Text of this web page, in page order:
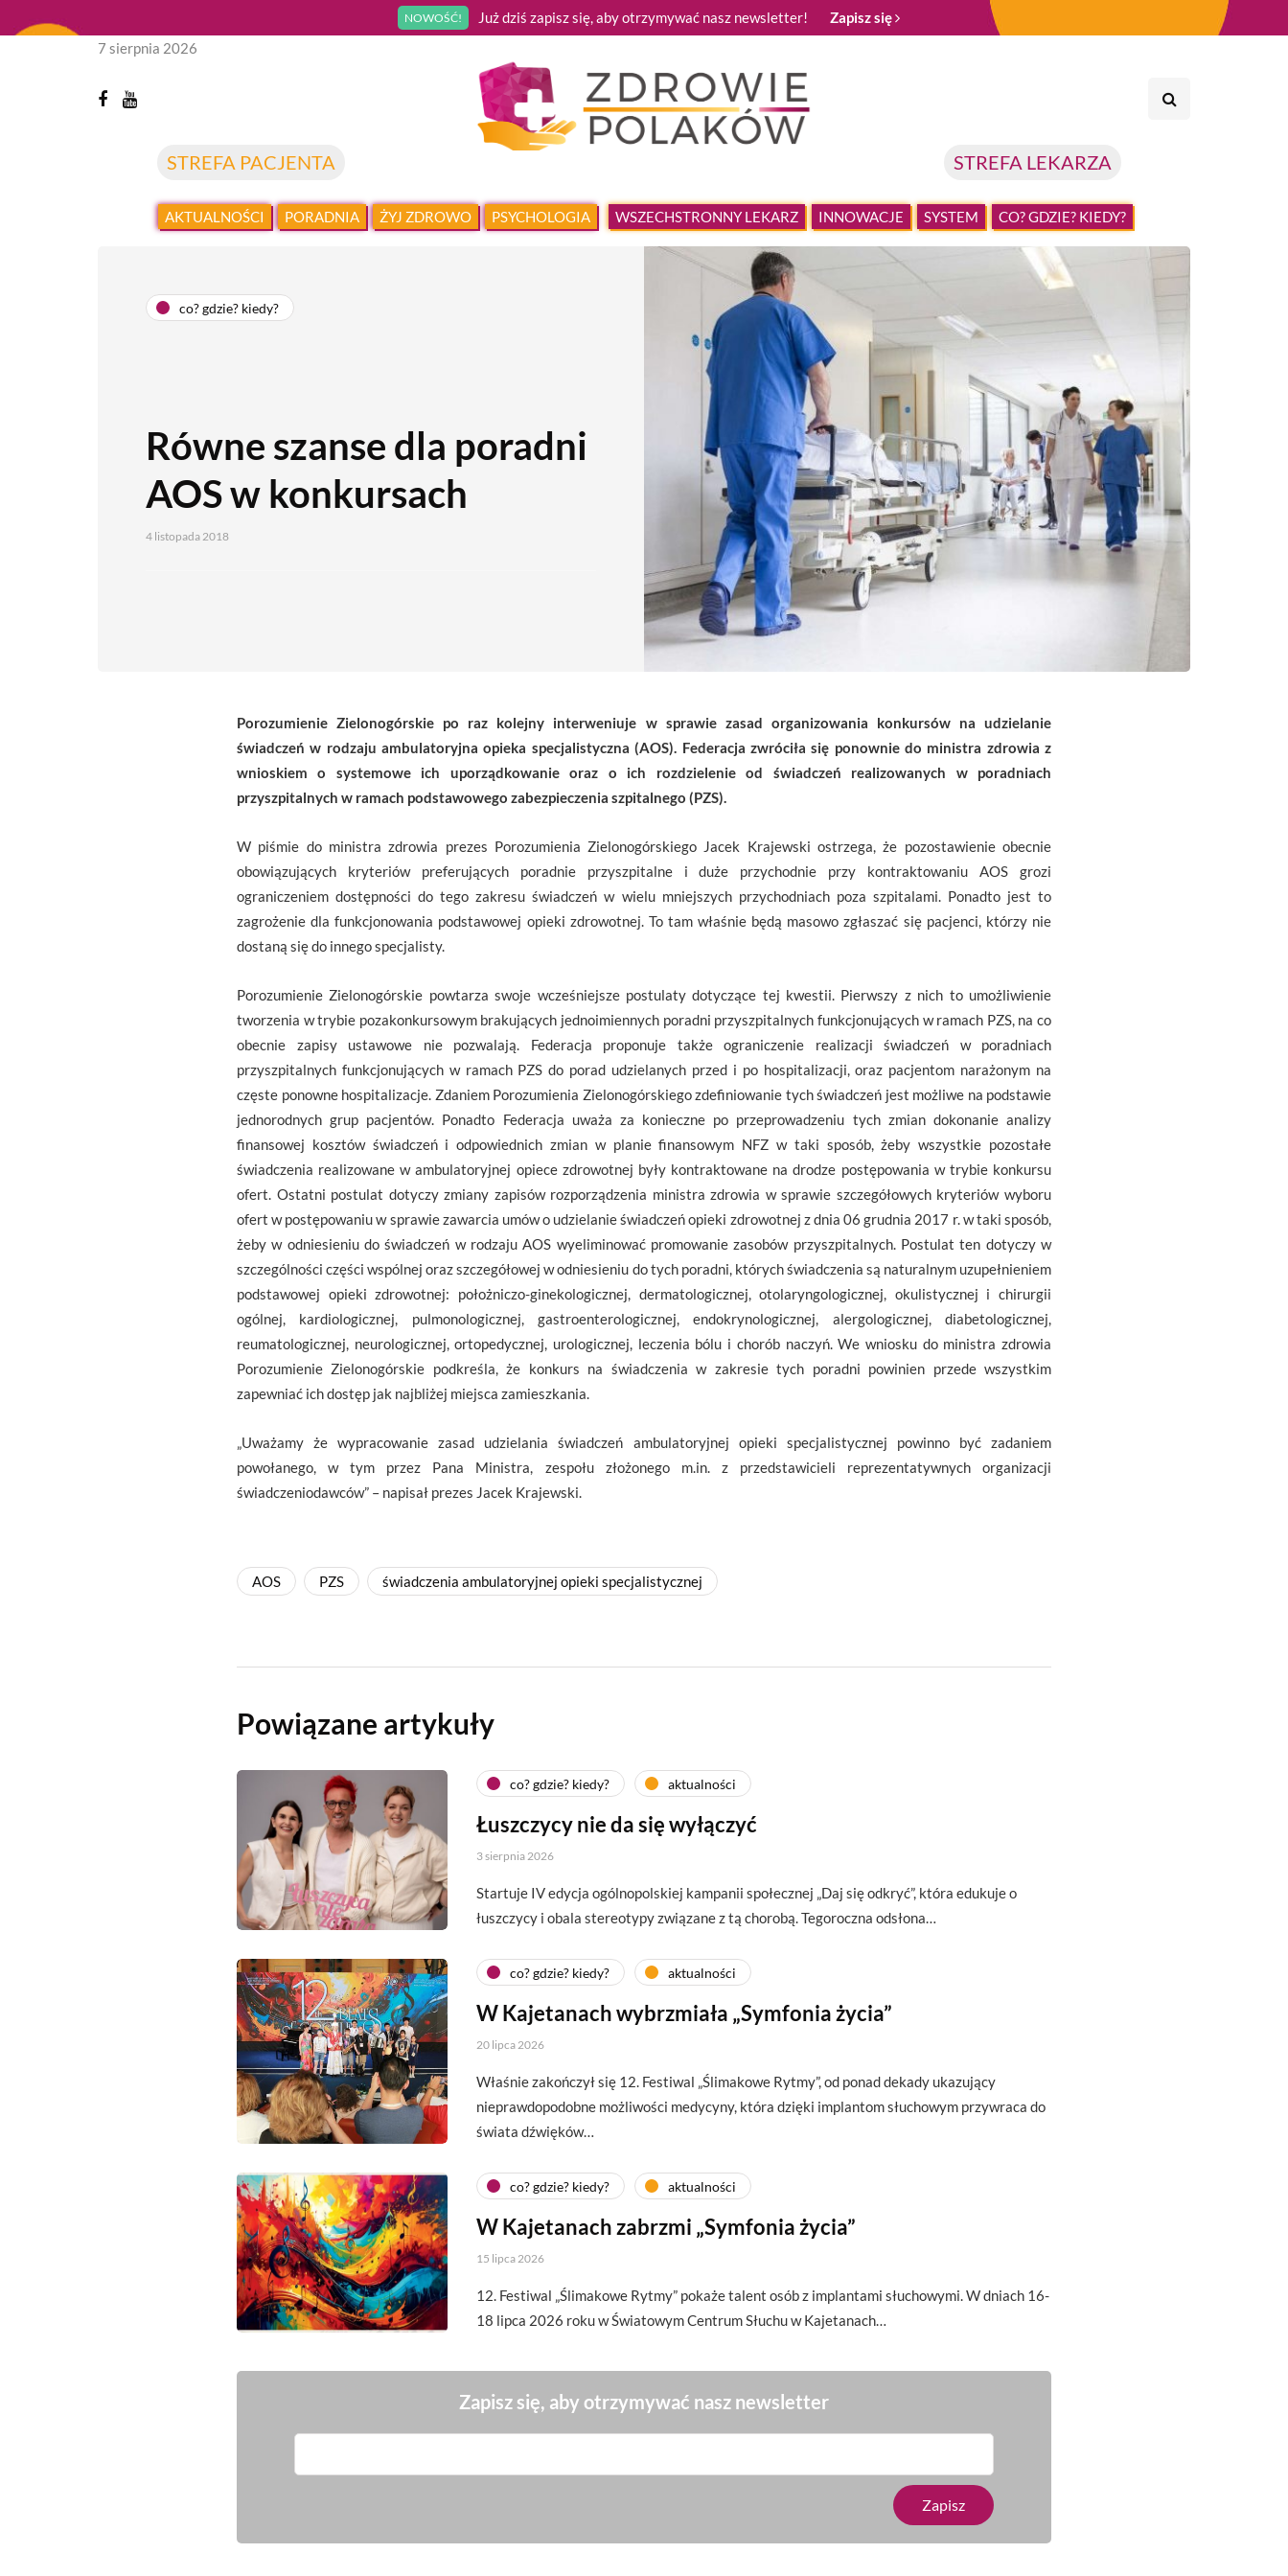
NOWOŚĆ! Już dziś zapisz się, aby otrzymywać nasz newsletter! Zapisz się
STREFA PACJENTA STREFA LEKARZA
7 sierpnia 2026
AKTUALNOŚCI PORADNIA ŻYJ ZDROWO PSYCHOLOGIA WSZECHSTRONNY LEKARZ INNOWACJE SYSTEM CO? GDZIE? KIEDY?
co? gdzie? kiedy?
Równe szanse dla poradni
AOS w konkursach
4 listopada 2018
Porozumienie Zielonogórskie po raz kolejny interweniuje w sprawie zasad organizowania konkursów na udzielanie
świadczeń w rodzaju ambulatoryjna opieka specjalistyczna (AOS). Federacja zwróciła się ponownie do ministra zdrowia z
wnioskiem o systemowe ich uporządkowanie oraz o ich rozdzielenie od świadczeń realizowanych w poradniach
przyszpitalnych w ramach podstawowego zabezpieczenia szpitalnego (PZS).
W piśmie do ministra zdrowia prezes Porozumienia Zielonogórskiego Jacek Krajewski ostrzega, że pozostawienie obecnie
obowiązujących kryteriów preferujących poradnie przyszpitalne i duże przychodnie przy kontraktowaniu AOS grozi
ograniczeniem dostępności do tego zakresu świadczeń w wielu mniejszych przychodniach poza szpitalami. Ponadto jest to
zagrożenie dla funkcjonowania podstawowej opieki zdrowotnej. To tam właśnie będą masowo zgłaszać się pacjenci, którzy nie
dostaną się do innego specjalisty.
Porozumienie Zielonogórskie powtarza swoje wcześniejsze postulaty dotyczące tej kwestii. Pierwszy z nich to umożliwienie
tworzenia w trybie pozakonkursowym brakujących jednoimiennych poradni przyszpitalnych funkcjonujących w ramach PZS, na co
obecnie zapisy ustawowe nie pozwalają. Federacja proponuje także ograniczenie realizacji świadczeń w poradniach
przyszpitalnych funkcjonujących w ramach PZS do porad udzielanych przed i po hospitalizacji, oraz pacjentom narażonym na
częste ponowne hospitalizacje. Zdaniem Porozumienia Zielonogórskiego zdefiniowanie tych świadczeń jest możliwe na podstawie
jednorodnych grup pacjentów. Ponadto Federacja uważa za konieczne po przeprowadzeniu tych zmian dokonanie analizy
finansowej kosztów świadczeń i odpowiednich zmian w planie finansowym NFZ w taki sposób, żeby wszystkie pozostałe
świadczenia realizowane w ambulatoryjnej opiece zdrowotnej były kontraktowane na drodze postępowania w trybie konkursu
ofert. Ostatni postulat dotyczy zmiany zapisów rozporządzenia ministra zdrowia w sprawie szczegółowych kryteriów wyboru
ofert w postępowaniu w sprawie zawarcia umów o udzielanie świadczeń opieki zdrowotnej z dnia 06 grudnia 2017 r. w taki sposób,
żeby w odniesieniu do świadczeń w rodzaju AOS wyeliminować promowanie zasobów przyszpitalnych. Postulat ten dotyczy w
szczególności części wspólnej oraz szczegółowej w odniesieniu do tych poradni, których świadczenia są naturalnym uzupełnieniem
podstawowej opieki zdrowotnej: położniczo-ginekologicznej, dermatologicznej, otolaryngologicznej, okulistycznej i chirurgii
ogólnej, kardiologicznej, pulmonologicznej, gastroenterologicznej, endokrynologicznej, alergologicznej, diabetologicznej,
reumatologicznej, neurologicznej, ortopedycznej, urologicznej, leczenia bólu i chorób naczyń. We wniosku do ministra zdrowia
Porozumienie Zielonogórskie podkreśla, że konkurs na świadczenia w zakresie tych poradni powinien przede wszystkim
zapewniać ich dostęp jak najbliżej miejsca zamieszkania.
„Uważamy że wypracowanie zasad udzielania świadczeń ambulatoryjnej opieki specjalistycznej powinno być zadaniem
powołanego, w tym przez Pana Ministra, zespołu złożonego m.in. z przedstawicieli reprezentatywnych organizacji
świadczeniodawców” – napisał prezes Jacek Krajewski.
AOS PZS świadczenia ambulatoryjnej opieki specjalistycznej
Powiązane artykuły
co? gdzie? kiedy? aktualności
Łuszczycy nie da się wyłączyć
3 sierpnia 2026
Startuje IV edycja ogólnopolskiej kampanii społecznej „Daj się odkryć”, która edukuje o
łuszczycy i obala stereotypy związane z tą chorobą. Tegoroczna odsłona…
co? gdzie? kiedy? aktualności
W Kajetanach wybrzmiała „Symfonia życia”
20 lipca 2026
Właśnie zakończył się 12. Festiwal „Ślimakowe Rytmy”, od ponad dekady ukazujący
nieprawdopodobne możliwości medycyny, która dzięki implantom słuchowym przywraca do
świata dźwięków…
co? gdzie? kiedy? aktualności
W Kajetanach zabrzmi „Symfonia życia”
15 lipca 2026
12. Festiwal „Ślimakowe Rytmy” pokaże talent osób z implantami słuchowymi. W dniach 16-
18 lipca 2026 roku w Światowym Centrum Słuchu w Kajetanach…
Zapisz się, aby otrzymywać nasz newsletter